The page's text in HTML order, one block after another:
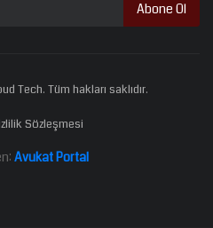
Abone Ol
Tech. Tüm hakları saklıdır.
Sözleşmesi
Avukat Portal